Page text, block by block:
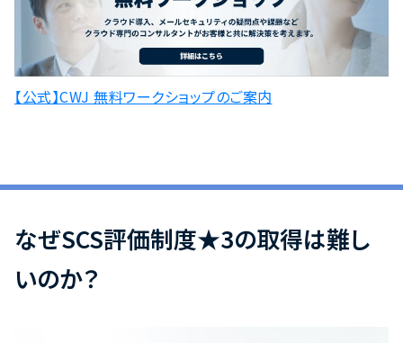
【公式】CWJ 無料ワークショップのご案内
なぜSCS評価制度★3の取得は難し
いのか？